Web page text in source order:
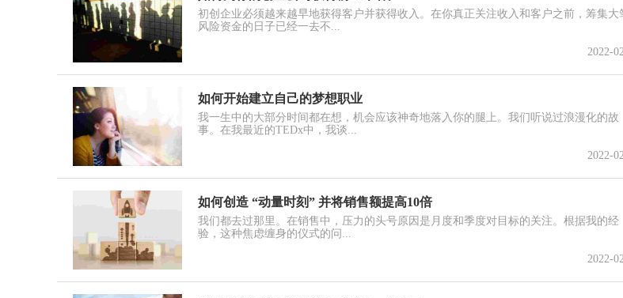
初创企业必须越来越早地获得客户并获得收入。在你真正关注收入和客户之前，筹集大
风险资金的日子已经一去不...
2022-
如何开始建立自己的梦想职业
我一生中的大部分时间都在想，机会应该神奇地落入你的腿上。我们听说过浪漫化的故
事。在我最近的TEDx中，我谈...
2022-
如何创造 “动量时刻” 并将销售额提高10倍
我们都去过那里。在销售中，压力的头号原因是月度和季度对目标的关注。根据我的经
验，这种焦虑缠身的仪式的问...
2022-